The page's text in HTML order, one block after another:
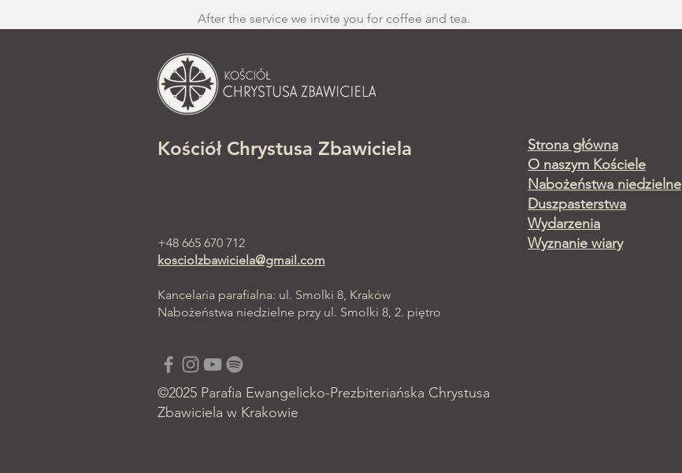
After the service we invite you for coffee and tea.
Kościół Chrystusa Zbawiciela
+48 665 670 712
kosciolzbawiciela@gmail.com
Kancelaria parafialna: ul. Smolki 8, Kraków
Nabożeństwa niedzielne przy ul. Smolki 8, 2. piętro
Strona główna
O naszym Kościele
Nabożeństwa niedzielne
Duszpasterstwa
Wydarzenia
Wyznanie wiary
©2025 Parafia Ewangelicko-Prezbiteriańska Chrystusa
Zbawiciela w Krakowie